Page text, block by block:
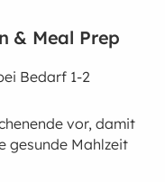
& Meal Prep
Bedarf 1-2
vor, damit
gesunde Mahlzeit